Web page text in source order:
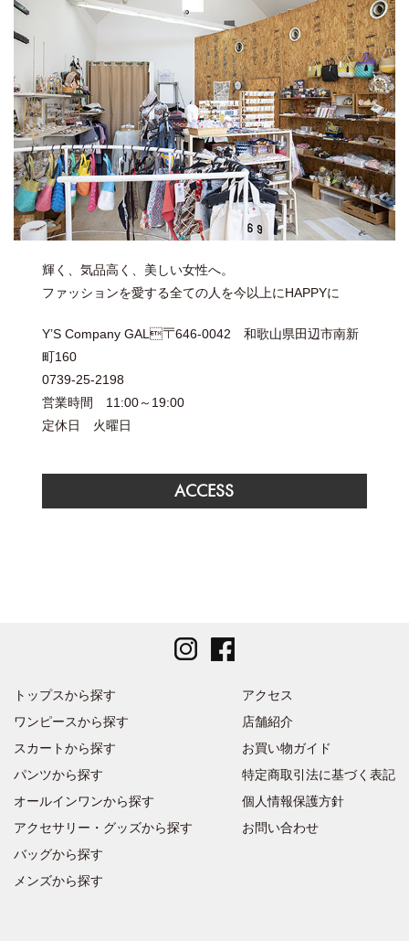
輝く、気品高く、美しい女性へ。
ファッションを愛する全ての人を今以上にHAPPYに
Y’S Company GAL〒646-0042 和歌山県田辺市南新
町160
0739-25-2198
営業時間 11:00～19:00
定休日 火曜日
ACCESS
トップスから探す
ワンピースから探す
スカートから探す
パンツから探す
オールインワンから探す
アクセサリー・グッズから探す
バッグから探す
メンズから探す
アクセス
店舗紹介
お買い物ガイド
特定商取引法に基づく表記
個人情報保護方針
お問い合わせ